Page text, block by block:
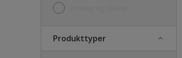
Produkttyper